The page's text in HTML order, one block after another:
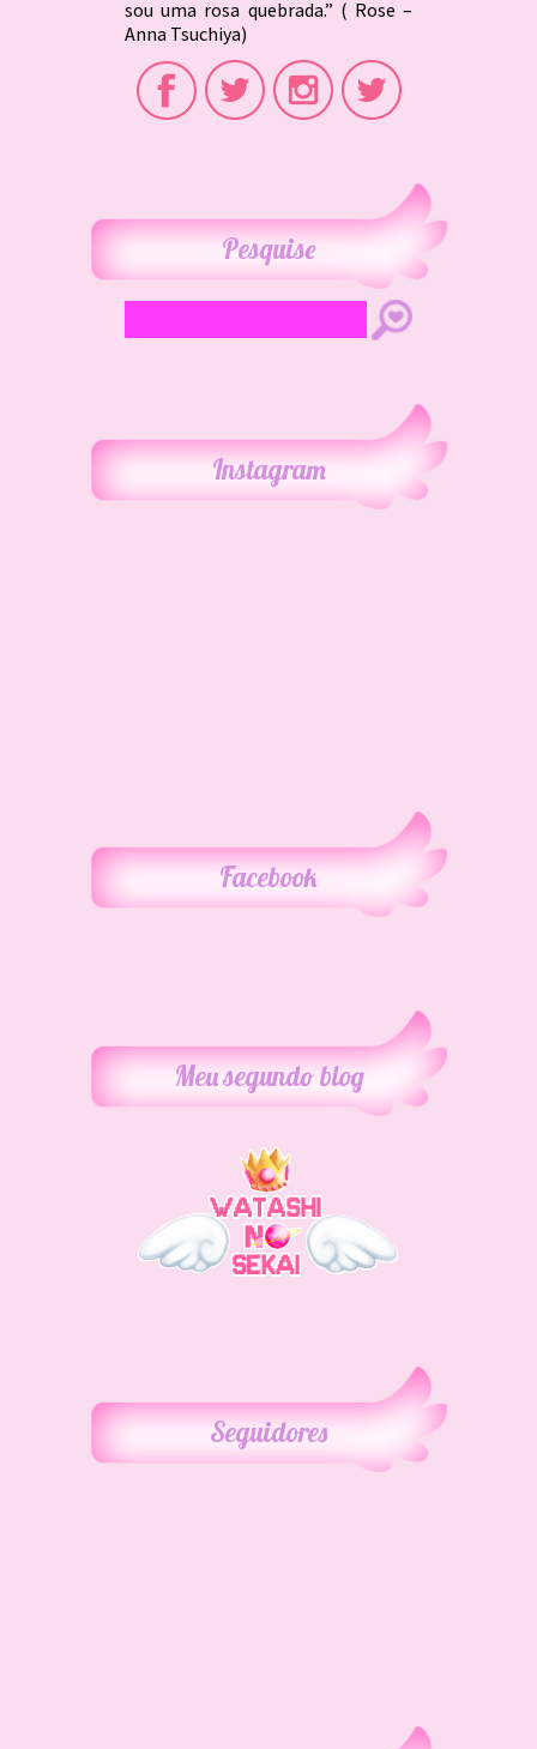
sou uma rosa quebrada.” ( Rose –
Anna Tsuchiya)
Pesquise
Instagram
Facebook
Meu segundo blog
Seguidores